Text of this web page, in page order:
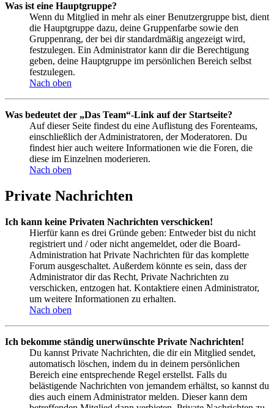
Was ist eine Hauptgruppe?
Wenn du Mitglied in mehr als einer Benutzergruppe bist, dient
die Hauptgruppe dazu, deine Gruppenfarbe sowie den
Gruppenrang, der bei dir standardmäßig angezeigt wird,
festzulegen. Ein Administrator kann dir die Berechtigung
geben, deine Hauptgruppe im persönlichen Bereich selbst
festzulegen.
Nach oben
Was bedeutet der „Das Team“-Link auf der Startseite?
Auf dieser Seite findest du eine Auflistung des Forenteams,
einschließlich der Administratoren, der Moderatoren. Du
findest hier auch weitere Informationen wie die Foren, die
diese im Einzelnen moderieren.
Nach oben
Private Nachrichten
Ich kann keine Privaten Nachrichten verschicken!
Hierfür kann es drei Gründe geben: Entweder bist du nicht
registriert und / oder nicht angemeldet, oder die Board-
Administration hat Private Nachrichten für das komplette
Forum ausgeschaltet. Außerdem könnte es sein, dass der
Administrator dir das Recht, Private Nachrichten zu
verschicken, entzogen hat. Kontaktiere einen Administrator,
um weitere Informationen zu erhalten.
Nach oben
Ich bekomme ständig unerwünschte Private Nachrichten!
Du kannst Private Nachrichten, die dir ein Mitglied sendet,
automatisch löschen, indem du in deinem persönlichen
Bereich eine entsprechende Regel erstellst. Falls du
belästigende Nachrichten von jemandem erhältst, so kannst du
dies auch einem Administrator melden. Dieser kann dem